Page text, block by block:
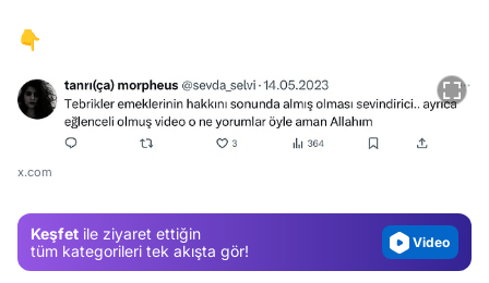
👇
x.com
Keşfet ile ziyaret ettiğin
tüm kategorileri tek akışta gör!
Test
Gündem
Test